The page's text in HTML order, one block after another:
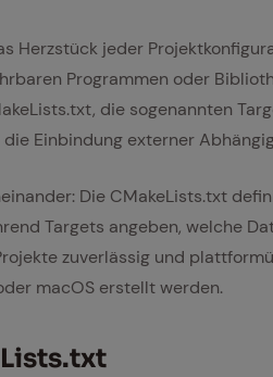
Herzstück jeder
Programmen oder
die sogenannten
Einbindung externer
Die CMakeLists.txt
Targets angeben, welche
zuverlässig und
macOS erstellt werden.